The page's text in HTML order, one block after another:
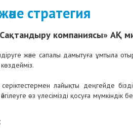
стратегия
компаниясы» АҚ
және сапалы дамытуға ұмтыла
лайықты деңгейде
өз үлесімізді қосуға